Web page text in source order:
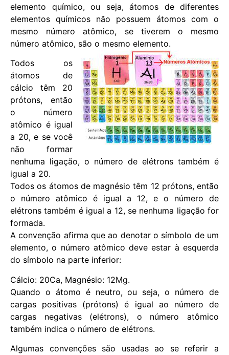
elemento químico, ou seja, átomos de diferentes
elementos químicos não possuem átomos com o
mesmo número atômico, se tiverem o mesmo
número atômico, são o mesmo elemento.
Todos os
átomos de
cálcio têm 20
prótons, então
o número
atômico é igual
a 20, e se você
não formar
nenhuma ligação, o número de elétrons também é
igual a 20.
Todos os átomos de magnésio têm 12 prótons, então
o número atômico é igual a 12, e o número de
elétrons também é igual a 12, se nenhuma ligação for
formada.
A convenção afirma que ao denotar o símbolo de um
elemento, o número atômico deve estar à esquerda
do símbolo na parte inferior:
Cálcio: 20Ca, Magnésio: 12Mg.
Quando o átomo é neutro, ou seja, o número de
cargas positivas (prótons) é igual ao número de
cargas negativas (elétrons), o número atômico
também indica o número de elétrons.
Algumas convenções são usadas ao se referir a